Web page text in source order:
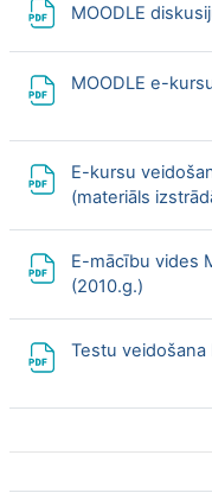
MOODLE
MOODLE e-
E-kursu
(materiāls
E-mācību vides
(2010.g.)
Testu